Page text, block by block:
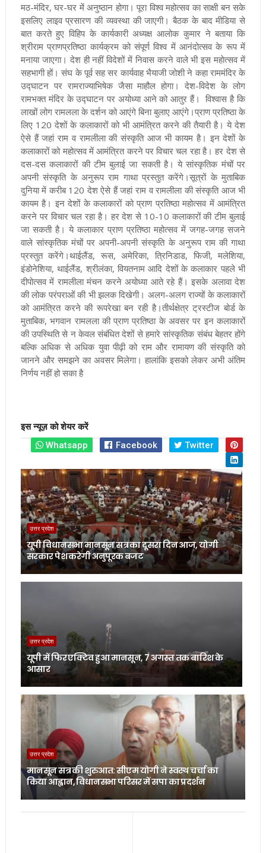
मठ-मंदिर, घर-घर में अनुष्ठान होगा।पूरा विश्व महोत्सव का साक्षी बन सके
इसलिए लाइव प्रसारण की व्यवस्था की जाएगी। बैठक के बाद मीडिया से
बात करते हुए विहिप के कार्यकारी अध्यक्ष आलोक कुमार ने बताया कि
श्रीराम प्राणप्रतिष्ठा कार्यक्रम को संपूर्ण विश्व में आनंदोत्सव के रूप में
मनाया जाएगा। देश ही नहीं विदेशों में निवास करने वाले भी इस महाेत्सव में
सहभागी हों।संघ के पूर्व सह सर कार्यवाह भैयाजी जोशी ने कहा राममंदिर के
उद्घाटन पर रामराज्याभिषेक जैसा माहौल होगा। देश-विदेश के लोग
रामभक्त मंदिर के उद्घाटन पर अयोध्या आने को आतुर हैं। विश्वास है कि
लाखों लोग रामलला के दर्शन को आएंगे बिना बुलाए आएंगे।प्राण प्रतिष्ठा के
लिए 120 देशों के कलाकारों को भी आमंत्रित करने की तैयारी है। ये देश
ऐसे हैं जहां राम व रामलीला की संस्कृति आज भी कायम है। इन देशों के
कलाकारों को महोत्सव में आमंत्रित करने पर विचार चल रहा है। हर देश से
दस-दस कलाकारों की टीम बुलाई जा सकती है। ये सांस्कृतिक मंचों पर
अपनी संस्कृति के अनुरूप राम गाथा प्रस्तुत करेंगे।सूत्रों के मुताबिक
दुनिया में करीब 120 देश ऐसे हैं जहां राम व रामलीला की संस्कृति आज भी
कायम है। इन देशों के कलाकारों को प्राण प्रतिष्ठा महोत्सव में आमंत्रित
करने पर विचार चल रहा है। हर देश से 10-10 कलाकारों की टीम बुलाई
जा सकती है। ये कलाकार प्राण प्रतिष्ठा महोत्सव में जगह-जगह सजने
वाले सांस्कृतिक मंचों पर अपनी-अपनी संस्कृति के अनुरूप राम की गाथा
प्रस्तुत करेंगे।थाईलैंड, रूस, अमेरिका, त्रिनिडाड, फिजी, मलेशिया,
इंडोनेशिया, थाईलैंड, श्रीलंका, वियतनाम आदि देशों के कलाकार पहले भी
दीपोत्सव में रामलीला मंचन करने अयोध्या आते रहे हैं। इसके अलावा देश
की लोक परंपराओं की भी झलक दिखेगी। अलग-अलग राज्यों के कलाकारों
को आमंत्रित करने की रूपरेखा बन रही है।तीर्थक्षेत्र ट्रस्टीज बोर्ड के
मुताबिक, भगवान रामलला की प्राण प्रतिष्ठा के अवसर पर इन कलाकारों
की उपस्थिति से न केवल संबंधित देशों से हमारे सांस्कृतिक संबंध बेहतर होंगे
बल्कि अधिक से अधिक युवा पीढ़ी को राम और रामायण की संस्कृति को
जानने और समझने का अवसर मिलेगा। हालांकि इसको लेकर अभी अंतिम
निर्णय नहीं हो सका है
इस न्यूज़ को शेयर करें
Whatsapp
Facebook Twitter
उत्तर प्रदेश
यूपी विधानसभा मानसून सत्र का दूसरा दिन आज, योगी
सरकार पेश करेगी अनुपूरक बजट
उत्तर प्रदेश
यूपी में फिर एक्टिव हुआ मानसून, 7 अगस्त तक बारिश के
आसार
उत्तर प्रदेश
मानसून सत्र की शुरुआत: सीएम योगी ने स्वस्थ चर्चा का
किया आह्वान, विधानसभा परिसर में सपा का प्रदर्शन